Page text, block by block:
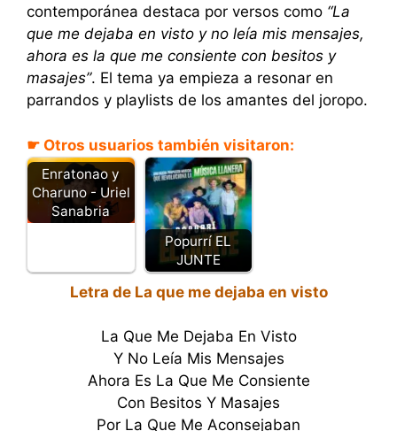
contemporánea destaca por versos como “La
que me dejaba en visto y no leía mis mensajes,
ahora es la que me consiente con besitos y
masajes”. El tema ya empieza a resonar en
parrandos y playlists de los amantes del joropo.
☛ Otros usuarios también visitaron:
Enratonao y
Charuno - Uriel
Sanabria
Popurrí EL
JUNTE
Letra de La que me dejaba en visto
La Que Me Dejaba En Visto
Y No Leía Mis Mensajes
Ahora Es La Que Me Consiente
Con Besitos Y Masajes
Por La Que Me Aconsejaban